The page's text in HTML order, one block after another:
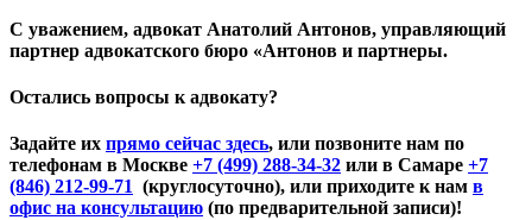
С уважением, адвокат Анатолий Антонов, управляющий
партнер адвокатского бюро «Антонов и партнеры.
Остались вопросы к адвокату?
Задайте их прямо сейчас здесь, или позвоните нам по
телефонам в Москве +7 (499) 288-34-32 или в Самаре +7
(846) 212-99-71 (круглосуточно), или приходите к нам в
офис на консультацию (по предварительной записи)!